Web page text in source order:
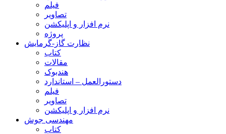
فیلم
تصاویر
نرم افزار و اپلیکشن
پروژه
نظارت گاز-گرمایش
کتاب
مقالات
هندبوک
دستورالعمل – استاندارد
فیلم
تصاویر
نرم افزار و اپلیکشن
مهندسی جوش
کتاب